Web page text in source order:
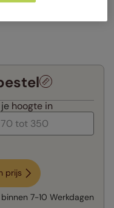
hoogte in
prijs
7-10 Werkdagen